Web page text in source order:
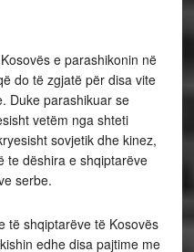
e parashikonin në
do të zgjatë për disa vite
Duke parashikuar se
vetëm nga shteti
sovjetik dhe kinez,
te dëshira e shqiptarëve
serbe.
të shqiptarëve të Kosovës
edhe disa pajtime me